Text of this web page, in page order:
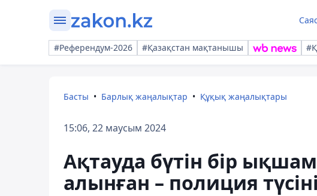
#Референдум-2026 #Қазақстан мақтанышы
Басты Барлық жаңалықтар Құқық жаңалықтары
15:06, 22 маусым 2024
Ақтауда бүтін бір
алынған – полиция